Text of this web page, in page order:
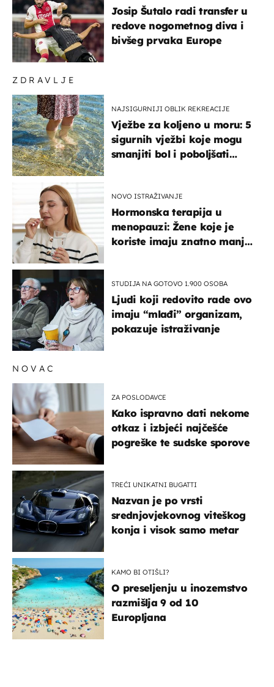
ZDRAVLJE
NAJSIGURNIJI OBLIK REKREACIJE
Vježbe za koljeno u moru: 5
sigurnih vježbi koje mogu
smanjiti bol i poboljšati
NOVO ISTRAŽIVANJE
Hormonska terapija u
menopauzi: Žene koje je
koriste imaju znatno manji
STUDIJA NA GOTOVO 1.900 OSOBA
Ljudi koji redovito rade ovo
imaju “mlađi” organizam,
pokazuje istraživanje
Josip Šutalo radi transfer u
redove nogometnog diva i
bivšeg prvaka Europe
NOVAC
ZA POSLODAVCE
Kako ispravno dati nekome
otkaz i izbjeći najčešće
pogreške te sudske sporove
TREĆI UNIKATNI BUGATTI
Nazvan je po vrsti
srednjovjekovnog viteškog
konja i visok samo metar
KAMO BI OTIŠLI?
O preseljenju u inozemstvo
razmišlja 9 od 10
Europljana